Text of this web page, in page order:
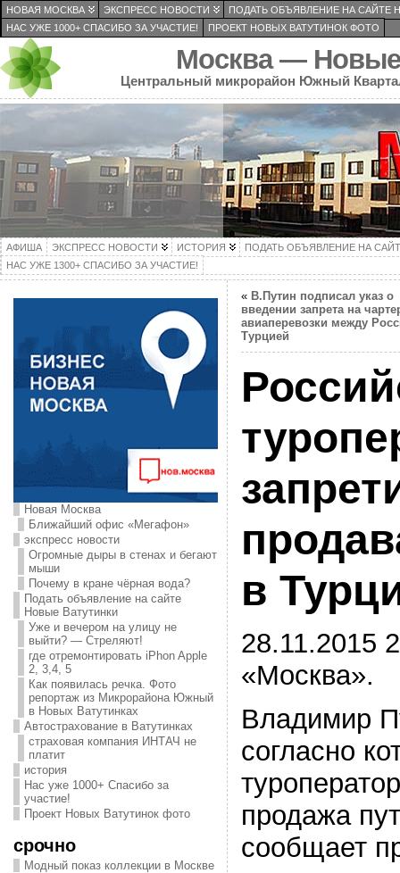
НОВАЯ МОСКВА ЭКСПРЕСС НОВОСТИ
ПОДАТЬ ОБЪЯВЛЕНИЕ НА САЙТЕ
НАС УЖЕ 1000+ СПАСИБО ЗА УЧАСТИЕ!
ПРОЕКТ НОВЫХ ВАТУТИНОК ФОТО
Москва — Новые
Центральный микрорайон Южный
АФИША ЭКСПРЕСС НОВОСТИ ИСТОРИЯ
ПОДАТЬ ОБЪЯВЛЕНИЕ НА
НАС УЖЕ 1300+ СПАСИБО ЗА УЧАСТИЕ!
Новая Москва
Ближайший офис «Мегафон»
экспресс новости
Огромные дыры в стенах и бегают
мыши
Почему в кране чёрная вода?
Подать объявление на сайте
Новые Ватутинки
Уже и вечером на улицу не
выйти? — Стреляют!
где отремонтировать iPhon Apple
2, 3,4, 5
Как появилась речка. Фото
репортаж из Микрорайона Южный
в Новых Ватутинках
Автострахование в Ватутинках
страховая компания ИНТАЧ не
платит
история
Нас уже 1000+ Спасибо за
участие!
Проект Новых Ватутинок фото
срочно
Модный показ коллекции в Москве
« В.Путин подписал указ о
введении запрета на
авиаперевозки между
Турцией
в
28.11.2015
«Москва».
Владимир
согласно
продажа
сообщает